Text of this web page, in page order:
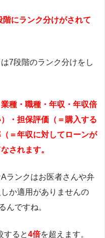
にランク分けがされて
7段階のランク分けをし
種・職種・年収・年収倍
・担保評価（＝購入する
＝年収に対してローンが
されます。
ランクはお医者さんや弁
か適用がありませんの
んですね。
すると4倍を超えます。